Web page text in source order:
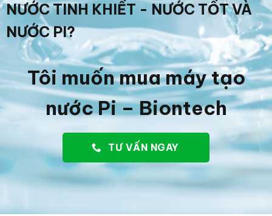
NƯỚC TINH KHIẾT - NƯỚC TỐT VÀ
NƯỚC PI?
Tôi muốn mua máy tạo
nước Pi – Biontech
TƯ VẤN NGAY